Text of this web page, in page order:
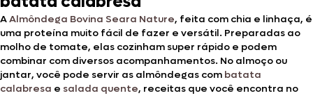
AAlmôndega Bovina Seara Nature, feita com chia e linhaça, é
uma proteína muito fácil de fazer e versátil. Preparadas ao
molho de tomate, elas cozinham super rápido e podem
combinar com diversos acompanhamentos. No almoço ou
jantar, você pode servir as almôndegas com batata
calabresa e salada quente, receitas que você encontra no